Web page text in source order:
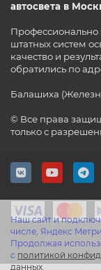
Наш сайт и
числе, Яндекс
Продолжая
с политикой
данных.
автосвета в
штатных систем
качество и
обратились по
Балашиха
© Все права
только с